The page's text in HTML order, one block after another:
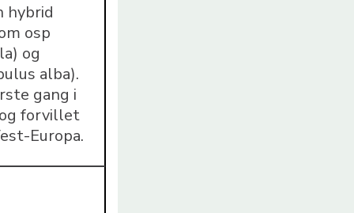
hybrid
osp
og
alba).
gang i
forvillet
Europa.